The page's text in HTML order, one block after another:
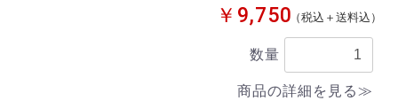
￥9,750（税込＋送料込）
数量
商品の詳細を見る≫